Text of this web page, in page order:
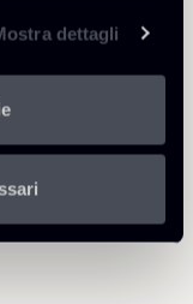
dettagli